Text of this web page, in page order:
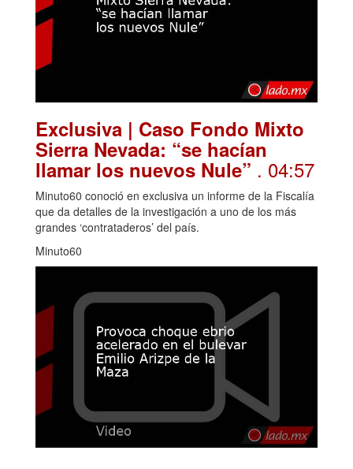
Exclusiva | Caso Fondo Mixto
Sierra Nevada: “se hacían
llamar los nuevos Nule” . 04:57
Minuto60 conoció en exclusiva un informe de la Fiscalía
que da detalles de la investigación a uno de los más
grandes ‘contrataderos’ del país.
Minuto60